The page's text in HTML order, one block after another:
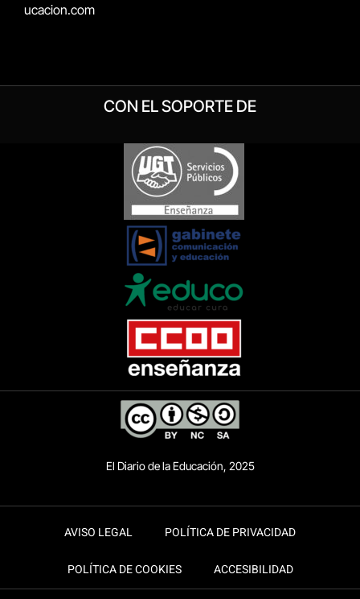
ucacion.com
CON EL SOPORTE DE
El Diario de la Educación, 2025
AVISO LEGAL POLÍTICA DE PRIVACIDAD
POLÍTICA DE COOKIES ACCESIBILIDAD